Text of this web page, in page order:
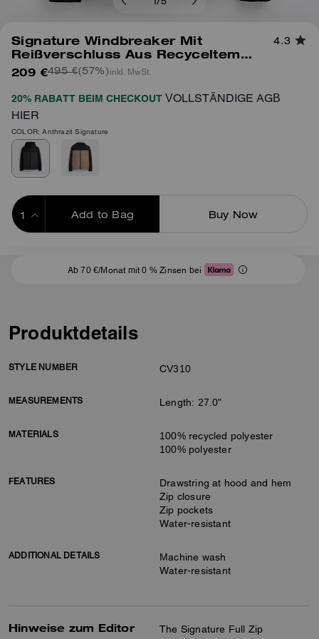
/5
Signature Windbreaker Mit
Reißverschluss Aus Recyceltem
Polyester
4.3
209 €495 €(57%) inkl. MwSt.
20% RABATT BEIM CHECKOUT VOLLSTÄNDIGE AGB
HIER
COLOR: Anthrazit Signature
Add to Bag Buy Now
Ab 70 €/Monat mit 0 % Zinsen bei
Produktdetails
STYLE NUMBER CV310
MEASUREMENTS Length: 27.0"
MATERIALS
100% recycled polyester
100% polyester
FEATURES
Drawstring at hood and hem
Zip closure
Zip pockets
Water-resistant
ADDITIONAL DETAILS
Machine wash
Water-resistant
Hinweise zum Editor
The Signature Full Zip